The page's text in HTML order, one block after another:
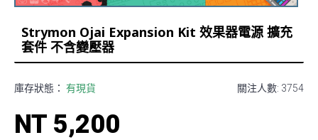
Strymon Ojai Expansion Kit 效果器電源 擴充
套件 不含變壓器
關注人數: 3754
庫存狀態： 有現貨
NT 5,200